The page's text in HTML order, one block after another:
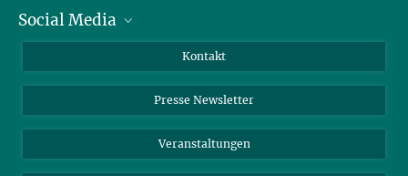
Zahlen und Fakten
Meldestelle Fehlverhalten
Bluesky
Social Media
YouTube
Kontakt
Presse Newsletter
Veranstaltungen